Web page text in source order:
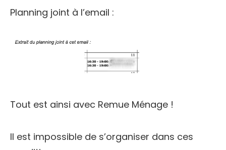
Planning joint à l’email :
Tout est ainsi avec Remue Ménage !
Il est impossible de s’organiser dans ces